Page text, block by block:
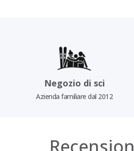
Negozio di sci
Azienda familiare dal 2012